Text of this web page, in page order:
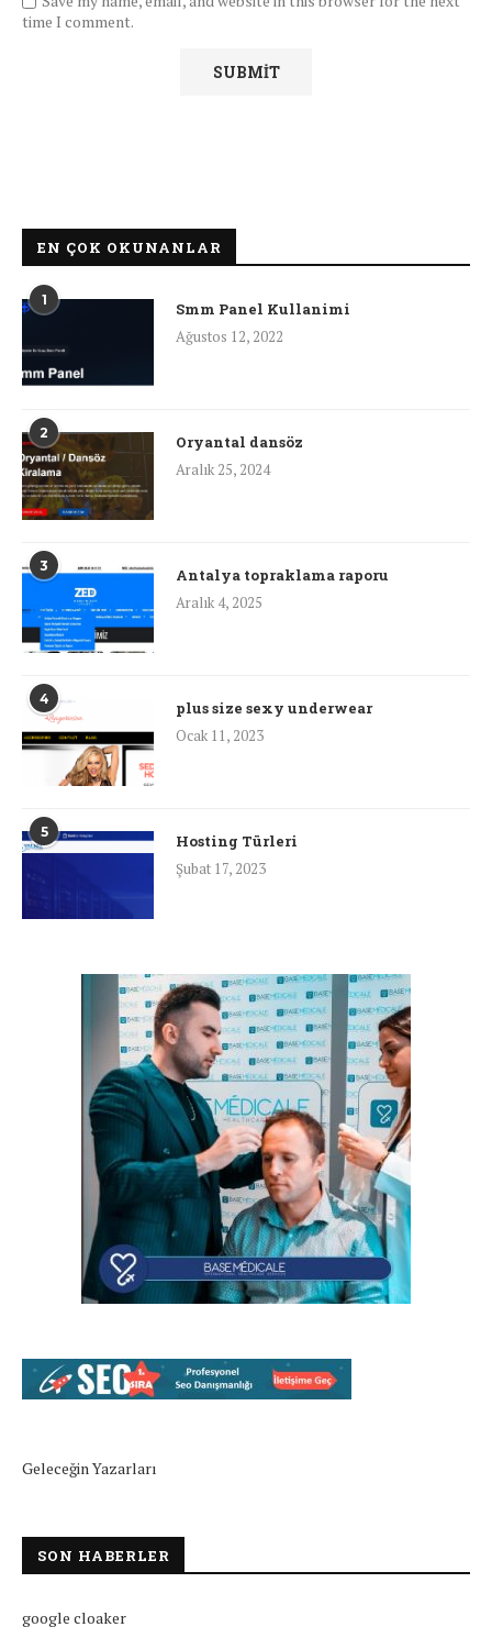
time I comment.
EN ÇOK OKUNANLAR
1
Smm Panel Kullanimi
Ağustos 12, 2022
2
Oryantal dansöz
Aralık 25, 2024
3
Antalya topraklama raporu
Aralık 4, 2025
4
plus size sexy underwear
Ocak 11, 2023
5
Hosting Türleri
Şubat 17, 2023
Geleceğin Yazarları
SON HABERLER
google cloaker